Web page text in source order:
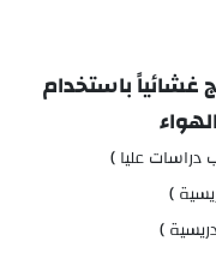
غشائياً باستخدام
عليا )
)
)